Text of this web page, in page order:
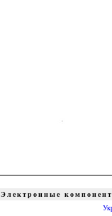
Электронные